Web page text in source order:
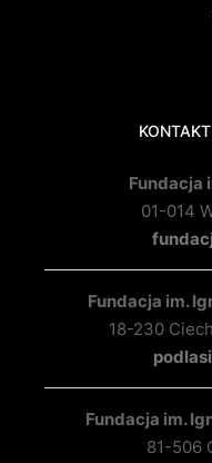
Fundacja
01-014
Fundacja im.
18-230
Fundacja im.
81-506